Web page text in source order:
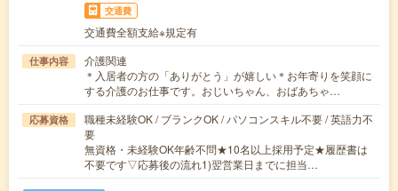
交通費
交通費全額支給※規定有
仕事内容
介護関連
＊入居者の方の「ありがとう」が嬉しい＊お年寄りを笑顔に
する介護のお仕事です。おじいちゃん、おばあちゃ…
応募資格
職種未経験OK / ブランクOK / パソコンスキル不要 / 英語力不
要
無資格・未経験OK年齢不問★10名以上採用予定★履歴書は
不要です▽応募後の流れ1)翌営業日までに担当…